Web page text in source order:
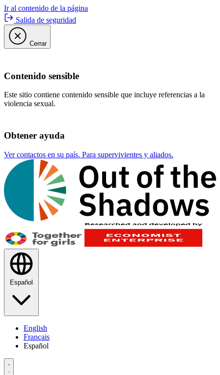
Ir al contenido de la página
Salida de seguridad
Cerrar
Contenido sensible
Este sitio contiene contenido sensible que incluye referencias a la
violencia sexual.
Obtener ayuda
Ver contactos en su país. Para supervivientes y aliados.
Español
English
Français
Español